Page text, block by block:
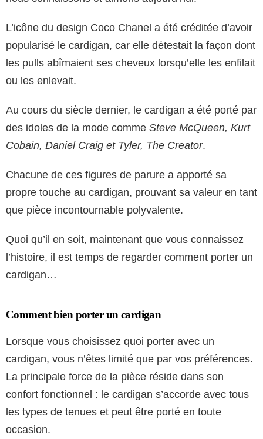
L’icône du design Coco Chanel a été créditée d’avoir
popularisé le cardigan, car elle détestait la façon dont
les pulls abîmaient ses cheveux lorsqu’elle les enfilait
ou les enlevait.
Au cours du siècle dernier, le cardigan a été porté par
des idoles de la mode comme Steve McQueen, Kurt
Cobain, Daniel Craig et Tyler, The Creator.
Chacune de ces figures de parure a apporté sa
propre touche au cardigan, prouvant sa valeur en tant
que pièce incontournable polyvalente.
Quoi qu’il en soit, maintenant que vous connaissez
l’histoire, il est temps de regarder comment porter un
cardigan…
Comment bien porter un cardigan
Lorsque vous choisissez quoi porter avec un
cardigan, vous n’êtes limité que par vos préférences.
La principale force de la pièce réside dans son
confort fonctionnel : le cardigan s’accorde avec tous
les types de tenues et peut être porté en toute
occasion.